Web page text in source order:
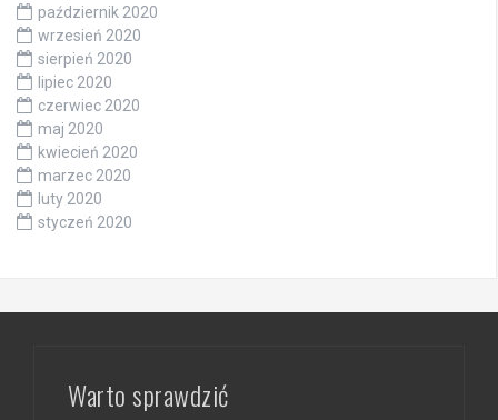
październik 2020
wrzesień 2020
sierpień 2020
lipiec 2020
czerwiec 2020
maj 2020
kwiecień 2020
marzec 2020
luty 2020
styczeń 2020
Warto sprawdzić